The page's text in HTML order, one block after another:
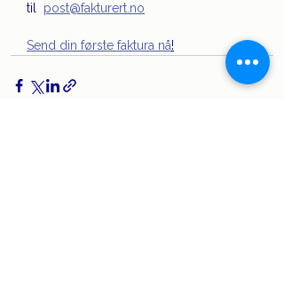
til post@fakturert.no
Send din første faktura nå!